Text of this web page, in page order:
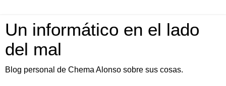
Un informático en el lado
del mal
Blog personal de Chema Alonso sobre sus cosas.